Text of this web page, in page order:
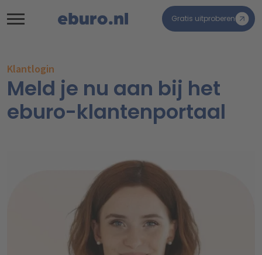
Gratis uitproberen
Klantlogin
Meld je nu aan bij het
eburo-klantenportaal